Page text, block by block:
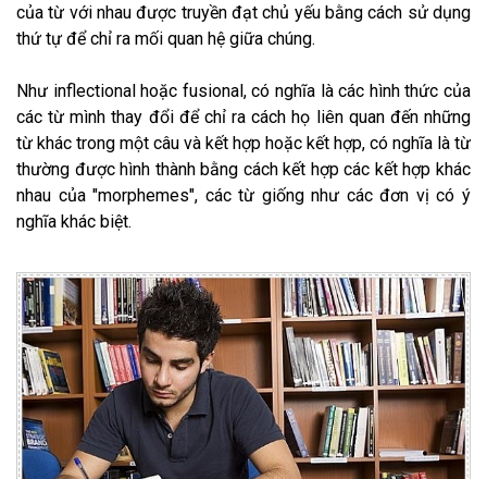
của từ với nhau được truyền đạt chủ yếu bằng cách sử dụng
thứ tự để chỉ ra mối quan hệ giữa chúng.
Như inflectional hoặc fusional, có nghĩa là các hình thức của
các từ mình thay đổi để chỉ ra cách họ liên quan đến những
từ khác trong một câu và kết hợp hoặc kết hợp, có nghĩa là từ
thường được hình thành bằng cách kết hợp các kết hợp khác
nhau của "morphemes", các từ giống như các đơn vị có ý
nghĩa khác biệt.